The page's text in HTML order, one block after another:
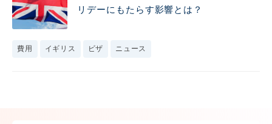
リデーにもたらす影響とは？
費用 イギリス ビザ ニュース